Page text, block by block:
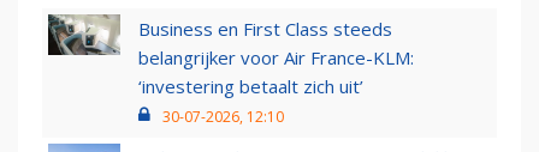
Business en First Class steeds
belangrijker voor Air France-KLM:
‘investering betaalt zich uit’
30-07-2026, 12:10